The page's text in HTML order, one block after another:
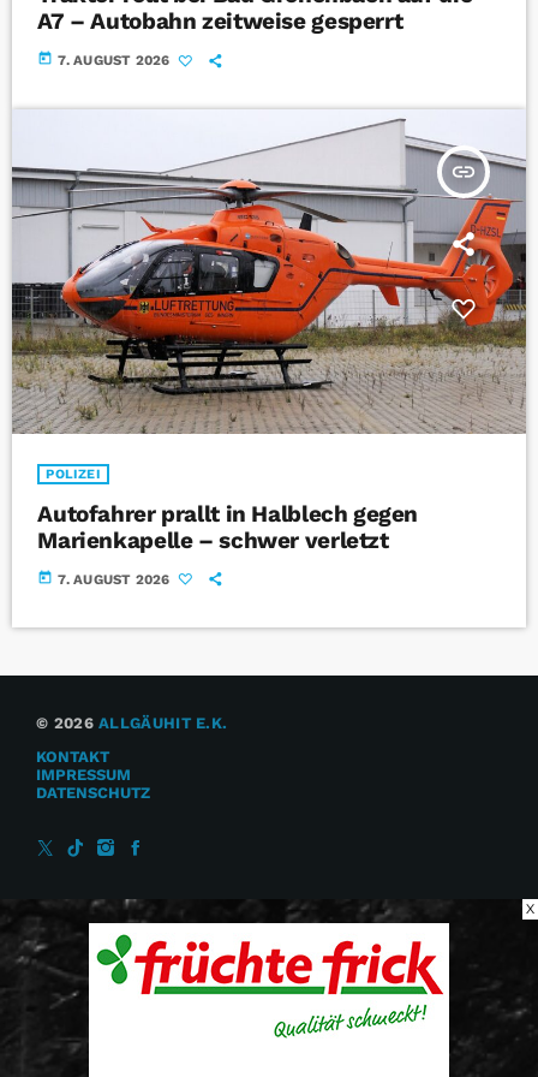
A7 – Autobahn zeitweise gesperrt
today 7. AUGUST 2026
insert_link
POLIZEI
Autofahrer prallt in Halblech gegen
Marienkapelle – schwer verletzt
today 7. AUGUST 2026
© 2026ALLGÄUHIT E.K.
KONTAKT
IMPRESSUM
DATENSCHUTZ
X